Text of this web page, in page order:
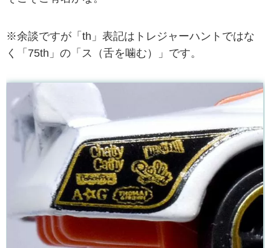
※余談ですが「th」表記はトレジャーハントではな
く「75th」の「ス（舌を噛む）」です。